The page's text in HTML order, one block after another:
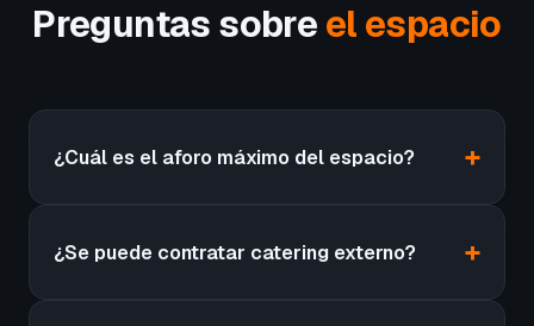
Preguntas sobre el espacio
¿Cuál es el aforo máximo del espacio?
¿Se puede contratar catering externo?